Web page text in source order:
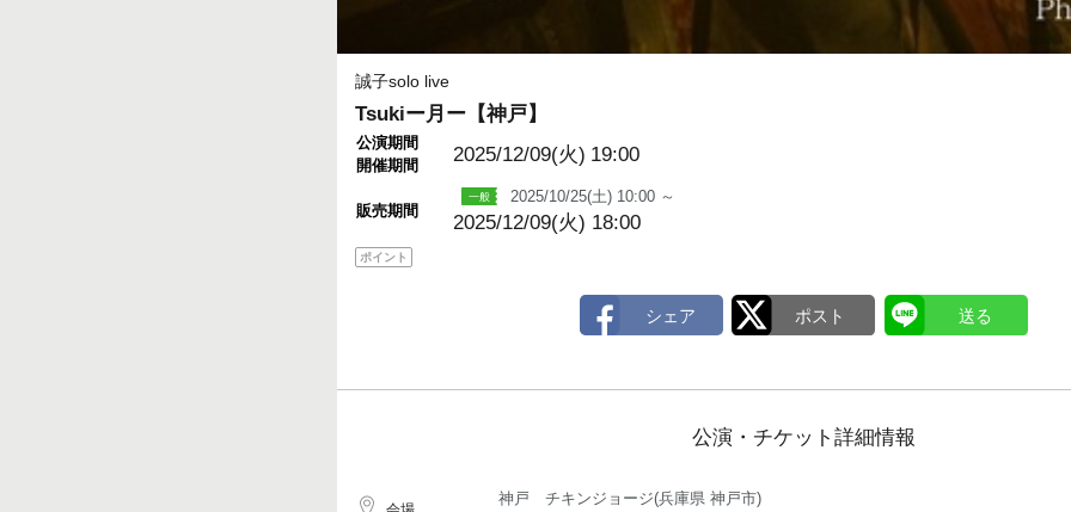
誠子solo live
Tsukiー月ー【神戸】
公演期間
開催期間
2025/12/09(火) 19:00
販売期間
2025/10/25(土) 10:00 ～
2025/12/09(火) 18:00
ポイント
公演・チケット詳細情報
神戸 チキンジョージ(兵庫県 神戸市)